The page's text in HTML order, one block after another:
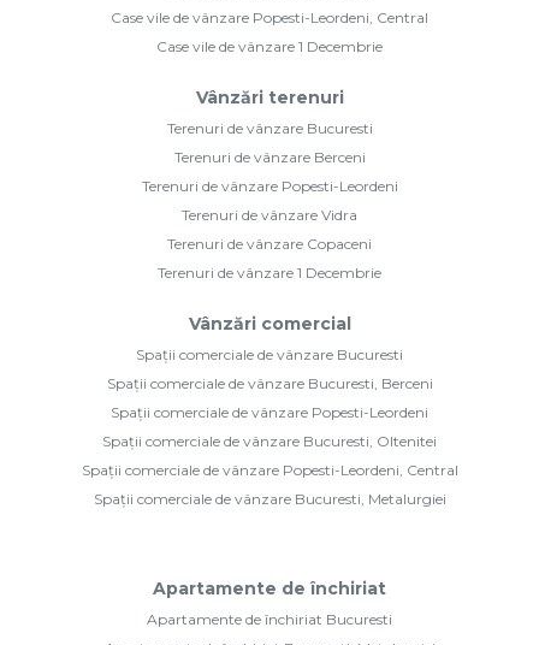
Case vile de vânzare Popesti-Leordeni, Central
Case vile de vânzare 1 Decembrie
Vânzări terenuri
Terenuri de vânzare Bucuresti
Terenuri de vânzare Berceni
Terenuri de vânzare Popesti-Leordeni
Terenuri de vânzare Vidra
Terenuri de vânzare Copaceni
Terenuri de vânzare 1 Decembrie
Vânzări comercial
Spații comerciale de vânzare Bucuresti
Spații comerciale de vânzare Bucuresti, Berceni
Spații comerciale de vânzare Popesti-Leordeni
Spații comerciale de vânzare Bucuresti, Oltenitei
Spații comerciale de vânzare Popesti-Leordeni, Central
Spații comerciale de vânzare Bucuresti, Metalurgiei
Apartamente de închiriat
Apartamente de închiriat Bucuresti